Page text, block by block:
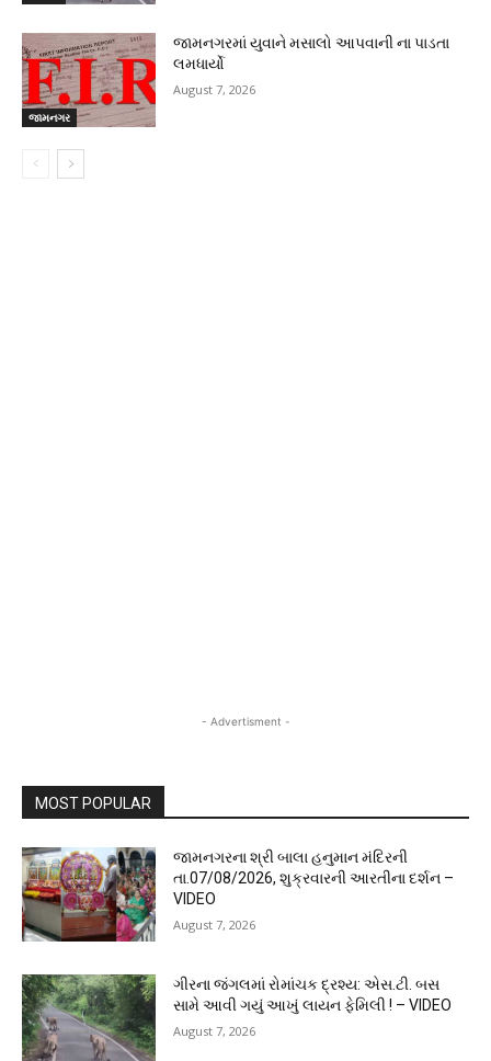
જામનગર
જામનગરમાં યુવાને મસાલો આપવાની ના પાડતા
લમધાર્યો
August 7, 2026
- Advertisment -
MOST POPULAR
જામનગરના શ્રી બાલા હનુમાન મંદિરની
તા.07/08/2026, શુક્રવારની આરતીના દર્શન –
VIDEO
August 7, 2026
ગીરના જંગલમાં રોમાંચક દ્રશ્ય: એસ.ટી. બસ
સામે આવી ગયું આખું લાયન ફેમિલી ! – VIDEO
August 7, 2026